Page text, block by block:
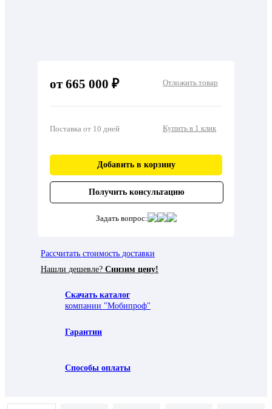
от 665 000 ₽ Отложить товар
Поставка от 10 дней Купить в 1 клик
Добавить в корзину
Получить консультацию
Задать вопрос:
Рассчитать стоимость доставки
Нашли дешевле? Снизим цену!
Скачать каталог
компании "Мобипроф"
Гарантии
Способы оплаты